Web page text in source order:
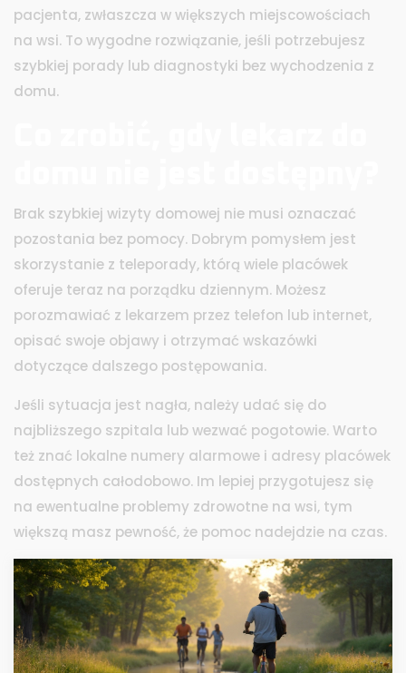
pacjenta, zwłaszcza w większych miejscowościach
na wsi. To wygodne rozwiązanie, jeśli potrzebujesz
szybkiej porady lub diagnostyki bez wychodzenia z
domu.
Brak szybkiej wizyty domowej nie musi oznaczać
pozostania bez pomocy. Dobrym pomysłem jest
skorzystanie z teleporady, którą wiele placówek
oferuje teraz na porządku dziennym. Możesz
porozmawiać z lekarzem przez telefon lub internet,
opisać swoje objawy i otrzymać wskazówki
dotyczące dalszego postępowania.
Jeśli sytuacja jest nagła, należy udać się do
najbliższego szpitala lub wezwać pogotowie. Warto
też znać lokalne numery alarmowe i adresy placówek
dostępnych całodobowo. Im lepiej przygotujesz się
na ewentualne problemy zdrowotne na wsi, tym
większą masz pewność, że pomoc nadejdzie na czas.